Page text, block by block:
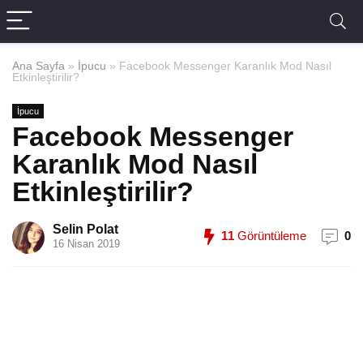
Ana Sayfa » İpucu » Facebook Messenger Karanlık Mod Nasıl
Etkinleştirilir?
İpucu
Facebook Messenger
Karanlık Mod Nasıl
Etkinleştirilir?
Selin Polat
16 Nisan 2019
11 Görüntüleme 0